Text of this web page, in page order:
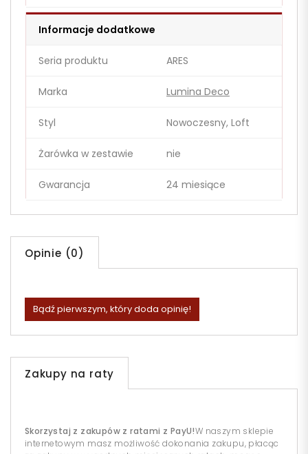
Informacje dodatkowe
Seria produktu ARES
Marka Lumina Deco
Styl Nowoczesny, Loft
Żarówka w zestawie nie
Gwarancja 24 miesiące
Opinie (0)
Bądź pierwszym, który doda opinię!
Zakupy na raty
Skorzystaj z zakupów z ratami z PayU!W naszym sklepie
internetowym masz możliwość dokonania zakupu, płacąc